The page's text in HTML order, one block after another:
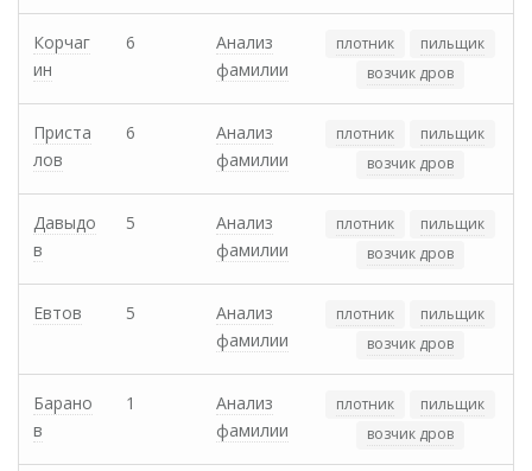
Корчаг
ин
6
Анализ
фамилии
плотник
пильщик
возчик дров
Приста
лов
6
Анализ
фамилии
плотник
пильщик
возчик дров
Давыдо
в
5
Анализ
фамилии
плотник
пильщик
возчик дров
Евтов 5
Анализ
фамилии
плотник
пильщик
возчик дров
Барано
в
1
Анализ
фамилии
плотник
пильщик
возчик дров